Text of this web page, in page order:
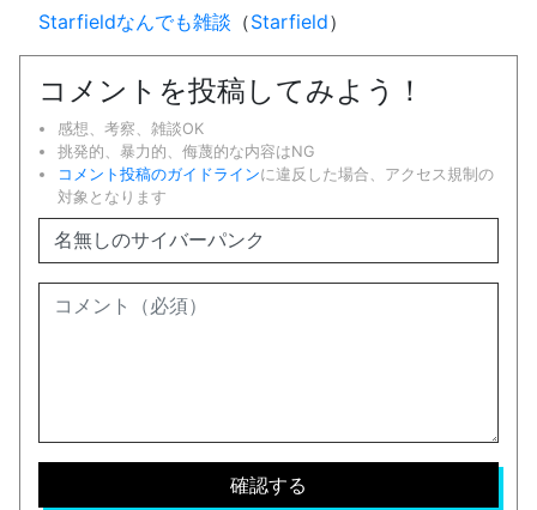
Starfieldなんでも雑談 （Starfield）
コメントを投稿してみよう！
感想、考察、雑談OK
挑発的、暴力的、侮蔑的な内容はNG
コメント投稿のガイドラインに違反した場合、アクセス規制の
対象となります